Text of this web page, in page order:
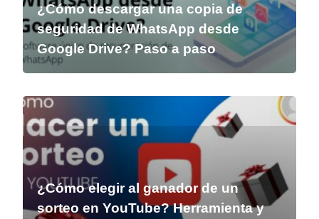
¿Cómo descargar una copia de
seguridad de WhatsApp desde
Google Drive? Paso a paso
¿Cómo elegir al ganador de un
sorteo en YouTube? Herramienta y